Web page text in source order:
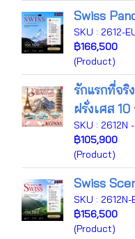
Swiss
SKU : 2612-
฿166,500
(Product)
รักแรกที่จริ
ฝรั่งเศส
SKU : 2612N
฿105,900
(Product)
Swiss
SKU : 2612N-
฿156,500
(Product)